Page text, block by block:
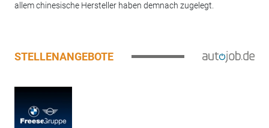
allem chinesische Hersteller haben demnach zugelegt.
STELLENANGEBOTE